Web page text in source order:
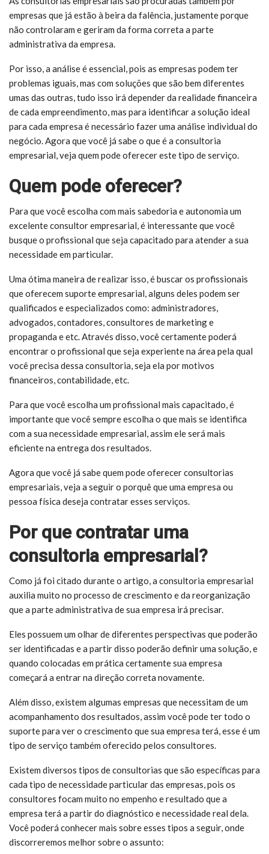
empresas que já estão à beira da falência, justamente porque
não controlaram e geriram da forma correta a parte
administrativa da empresa.
Por isso, a análise é essencial, pois as empresas podem ter
problemas iguais, mas com soluções que são bem diferentes
umas das outras, tudo isso irá depender da realidade financeira
de cada empreendimento, mas para identificar a solução ideal
para cada empresa é necessário fazer uma análise individual do
negócio. Agora que você já sabe o que é a consultoria
empresarial, veja quem pode oferecer este tipo de serviço.
Quem pode oferecer?
Para que você escolha com mais sabedoria e autonomia um
excelente consultor empresarial, é interessante que você
busque o profissional que seja capacitado para atender a sua
necessidade em particular.
Uma ótima maneira de realizar isso, é buscar os profissionais
que oferecem suporte empresarial, alguns deles podem ser
qualificados e especializados como: administradores,
advogados, contadores, consultores de marketing e
propaganda e etc. Através disso, você certamente poderá
encontrar o profissional que seja experiente na área pela qual
você precisa dessa consultoria, seja ela por motivos
financeiros, contabilidade, etc.
Para que você escolha um profissional mais capacitado, é
importante que você sempre escolha o que mais se identifica
com a sua necessidade empresarial, assim ele será mais
eficiente na entrega dos resultados.
Agora que você já sabe quem pode oferecer consultorias
empresariais, veja a seguir o porquê que uma empresa ou
pessoa física deseja contratar esses serviços.
Por que contratar uma
consultoria empresarial?
Como já foi citado durante o artigo, a consultoria empresarial
auxilia muito no processo de crescimento e da reorganização
que a parte administrativa de sua empresa irá precisar.
Eles possuem um olhar de diferentes perspectivas que poderão
ser identificadas e a partir disso poderão definir uma solução, e
quando colocadas em prática certamente sua empresa
começará a entrar na direção correta novamente.
Além disso, existem algumas empresas que necessitam de um
acompanhamento dos resultados, assim você pode ter todo o
suporte para ver o crescimento que sua empresa terá, esse é um
tipo de serviço também oferecido pelos consultores.
Existem diversos tipos de consultorias que são específicas para
cada tipo de necessidade particular das empresas, pois os
consultores focam muito no empenho e resultado que a
empresa terá a partir do diagnóstico e necessidade real dela.
Você poderá conhecer mais sobre esses tipos a seguir, onde
discorreremos melhor sobre o assunto: